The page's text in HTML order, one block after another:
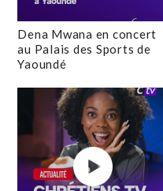
Dena Mwana en concert
au Palais des Sports de
Yaoundé